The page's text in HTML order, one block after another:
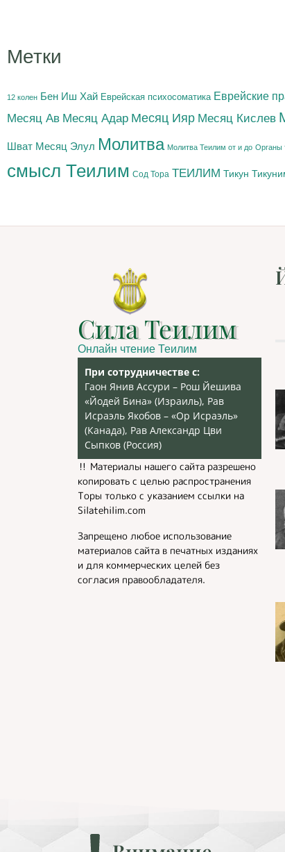
Метки
12 колен Бен Иш Хай Еврейская психосоматика Еврейские
Месяц Ав Месяц Адар Месяц Ияр Месяц Кислев
Шват Месяц Элул Молитва Молитва Теилим от и до Органы
смысл Теилим Сод Тора ТЕИЛИМ Тикун
Сила Теилим
Онлайн чтение Теилим
При сотрудничестве с:
Гаон Янив Ассури – Рош Йешива
«Йодей Бина» (Израиль), Рав
Исраэль Якобов – «Ор Исраэль»
(Канада), Рав Александр Цви
Сыпков (Россия)
‼️ Материалы нашего сайта разрешено
копировать с целью распространения
Торы только с указанием ссылки на
Silatehilim.com
Запрещено любое использование
материалов сайта в печатных изданиях
и для коммерческих целей без
согласия правообладателя.